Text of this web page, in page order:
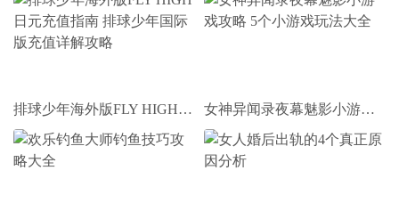
排球少年海外版FLY HIGH日元充值指南 排球少年国际版充值详解攻略 女神异闻录夜幕魅影小游戏攻略 5个小游戏玩法大全